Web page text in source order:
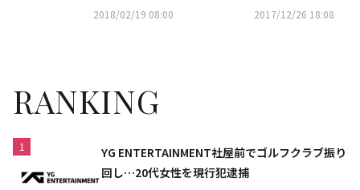
2018/02/19 08:00
で、韓国ドラマの問題点が浮き
2017/12/26 18:08
RANKING
1
YG ENTERTAINMENT社屋前でゴルフクラブ振り
回し…20代女性を現行犯逮捕